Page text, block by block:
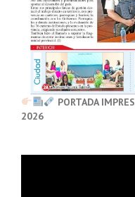
PORTADA
2026